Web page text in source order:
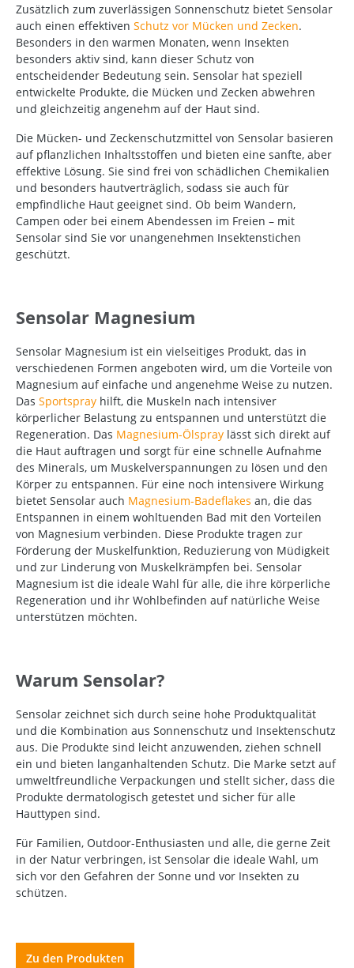
Zusätzlich zum zuverlässigen Sonnenschutz bietet Sensolar
auch einen effektiven Schutz vor Mücken und Zecken.
Besonders in den warmen Monaten, wenn Insekten
besonders aktiv sind, kann dieser Schutz von
entscheidender Bedeutung sein. Sensolar hat speziell
entwickelte Produkte, die Mücken und Zecken abwehren
und gleichzeitig angenehm auf der Haut sind.
Die Mücken- und Zeckenschutzmittel von Sensolar basieren
auf pflanzlichen Inhaltsstoffen und bieten eine sanfte, aber
effektive Lösung. Sie sind frei von schädlichen Chemikalien
und besonders hautverträglich, sodass sie auch für
empfindliche Haut geeignet sind. Ob beim Wandern,
Campen oder bei einem Abendessen im Freien – mit
Sensolar sind Sie vor unangenehmen Insektenstichen
geschützt.
Sensolar Magnesium
Sensolar Magnesium ist ein vielseitiges Produkt, das in
verschiedenen Formen angeboten wird, um die Vorteile von
Magnesium auf einfache und angenehme Weise zu nutzen.
Das Sportspray hilft, die Muskeln nach intensiver
körperlicher Belastung zu entspannen und unterstützt die
Regeneration. Das Magnesium-Ölspray lässt sich direkt auf
die Haut auftragen und sorgt für eine schnelle Aufnahme
des Minerals, um Muskelverspannungen zu lösen und den
Körper zu entspannen. Für eine noch intensivere Wirkung
bietet Sensolar auch Magnesium-Badeflakes an, die das
Entspannen in einem wohltuenden Bad mit den Vorteilen
von Magnesium verbinden. Diese Produkte tragen zur
Förderung der Muskelfunktion, Reduzierung von Müdigkeit
und zur Linderung von Muskelkrämpfen bei. Sensolar
Magnesium ist die ideale Wahl für alle, die ihre körperliche
Regeneration und ihr Wohlbefinden auf natürliche Weise
unterstützen möchten.
Warum Sensolar?
Sensolar zeichnet sich durch seine hohe Produktqualität
und die Kombination aus Sonnenschutz und Insektenschutz
aus. Die Produkte sind leicht anzuwenden, ziehen schnell
ein und bieten langanhaltenden Schutz. Die Marke setzt auf
umweltfreundliche Verpackungen und stellt sicher, dass die
Produkte dermatologisch getestet und sicher für alle
Hauttypen sind.
Für Familien, Outdoor-Enthusiasten und alle, die gerne Zeit
in der Natur verbringen, ist Sensolar die ideale Wahl, um
sich vor den Gefahren der Sonne und vor Insekten zu
schützen.
Zu den Produkten